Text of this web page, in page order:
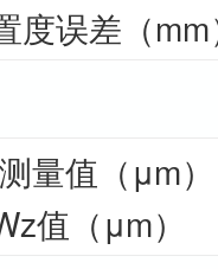
度误差（
量值（μm）
值（μm）